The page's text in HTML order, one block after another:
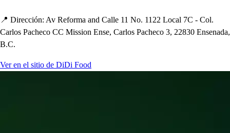
📍 Dirección: Av Reforma and Calle 11 No. 1122 Local 7C - Col.
Carlos Pacheco CC Mission Ense, Carlos Pacheco 3, 22830 Ensenada,
B.C.
Ver en el sitio de DiDi Food